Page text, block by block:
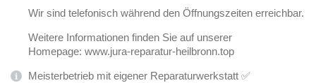
Wir sind telefonisch während den Öffnungszeiten erreichbar.
Weitere Informationen finden Sie auf unserer
Homepage: www.jura-reparatur-heilbronn.top
Meisterbetrieb mit eigener Reparaturwerkstatt ✅